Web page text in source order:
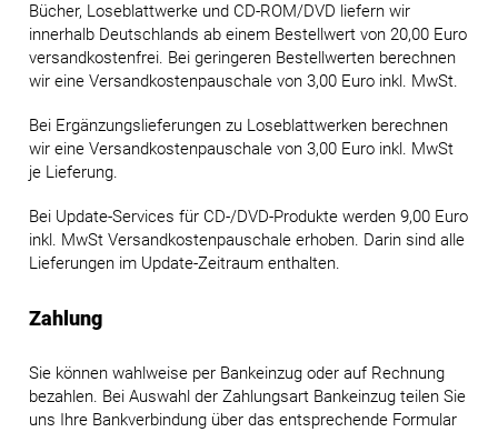
Bücher, Loseblattwerke und CD-ROM/DVD liefern wir
innerhalb Deutschlands ab einem Bestellwert von 20,00 Euro
versandkostenfrei. Bei geringeren Bestellwerten berechnen
wir eine Versandkostenpauschale von 3,00 Euro inkl. MwSt.
Bei Ergänzungslieferungen zu Loseblattwerken berechnen
wir eine Versandkostenpauschale von 3,00 Euro inkl. MwSt
je Lieferung.
Bei Update-Services für CD-/DVD-Produkte werden 9,00 Euro
inkl. MwSt Versandkostenpauschale erhoben. Darin sind alle
Lieferungen im Update-Zeitraum enthalten.
Zahlung
Sie können wahlweise per Bankeinzug oder auf Rechnung
bezahlen. Bei Auswahl der Zahlungsart Bankeinzug teilen Sie
uns Ihre Bankverbindung über das entsprechende Formular